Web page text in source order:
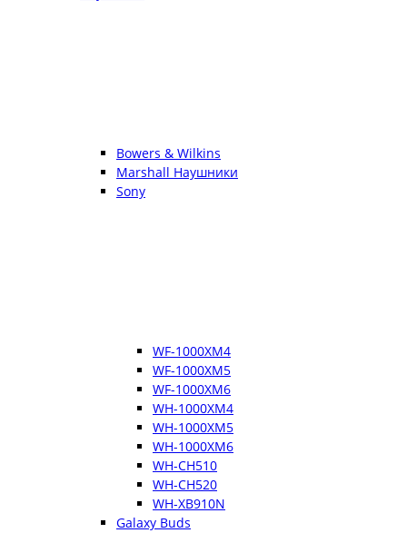
Bowers & Wilkins
Marshall Наушники
Sony
WF-1000XM4
WF-1000XM5
WF-1000XM6
WH-1000XM4
WH-1000XM5
WH-1000XM6
WH-CH510
WH-CH520
WH-XB910N
Galaxy Buds